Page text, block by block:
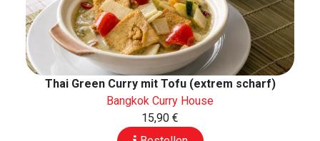
Thai Green Curry mit Tofu (extrem scharf)
Bangkok Curry House
15,90 €